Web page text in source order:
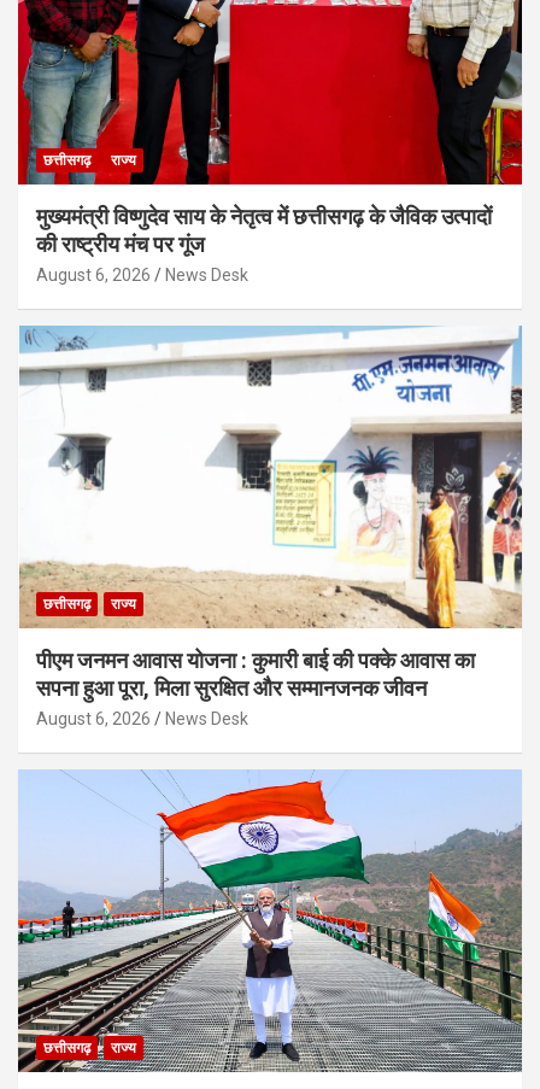
छत्तीसगढ़ राज्य
मुख्यमंत्री विष्णुदेव साय के नेतृत्व में छत्तीसगढ़ के जैविक उत्पादों
की राष्ट्रीय मंच पर गूंज
August 6, 2026 News Desk
छत्तीसगढ़ राज्य
पीएम जनमन आवास योजना : कुमारी बाई की पक्के आवास का
सपना हुआ पूरा, मिला सुरक्षित और सम्मानजनक जीवन
August 6, 2026 News Desk
छत्तीसगढ़ राज्य